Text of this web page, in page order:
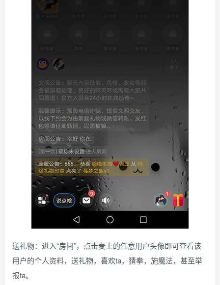
送礼物：进入“房间”，点击麦上的任意用户头像即可查看该
用户的个人资料，送礼物，喜欢ta，猜拳，施魔法，甚至举
报ta。